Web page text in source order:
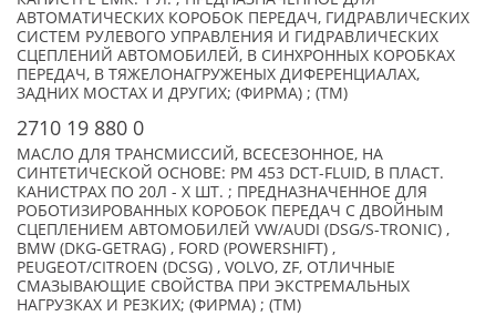
АВТОМАТИЧЕСКИХ КОРОБОК ПЕРЕДАЧ, ГИДРАВЛИЧЕСКИХ
СИСТЕМ РУЛЕВОГО УПРАВЛЕНИЯ И ГИДРАВЛИЧЕСКИХ
СЦЕПЛЕНИЙ АВТОМОБИЛЕЙ, В СИНХРОННЫХ КОРОБКАХ
ПЕРЕДАЧ, В ТЯЖЕЛОНАГРУЖЕНЫХ ДИФЕРЕНЦИАЛАХ,
ЗАДНИХ МОСТАХ И ДРУГИХ; (ФИРМА) ; (TM)
2710 19 880 0
МАСЛО ДЛЯ ТРАНСМИССИЙ, ВСЕСЕЗОННОЕ, НА
СИНТЕТИЧЕСКОЙ ОСНОВЕ: PM 453 DCT-FLUID, В ПЛАСТ.
КАНИСТРАХ ПО 20Л - X ШТ. ; ПРЕДНАЗНАЧЕННОЕ ДЛЯ
РОБОТИЗИРОВАННЫХ КОРОБОК ПЕРЕДАЧ С ДВОЙНЫМ
СЦЕПЛЕНИЕМ АВТОМОБИЛЕЙ VW/AUDI (DSG/S-TRONIC) ,
BMW (DKG-GETRAG) , FORD (POWERSHIFT) ,
PEUGEOT/CITROEN (DCSG) , VOLVO, ZF, ОТЛИЧНЫЕ
СМАЗЫВАЮЩИЕ СВОЙСТВА ПРИ ЭКСТРЕМАЛЬНЫХ
НАГРУЗКАХ И РЕЗКИХ; (ФИРМА) ; (TM)